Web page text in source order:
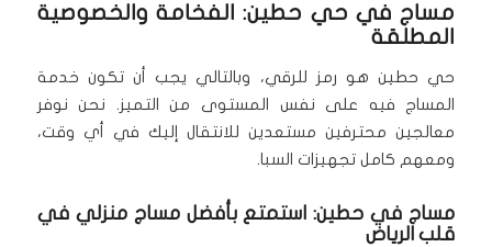
مساج في حي حطين: الفخامة والخصوصية
المطلقة
حي حطين هو رمز للرقي، وبالتالي يجب أن تكون خدمة
المساج فيه على نفس المستوى من التميز. نحن نوفر
معالجين محترفين مستعدين للانتقال إليك في أي وقت،
ومعهم كامل تجهيزات السبا.
مساج في حطين: استمتع بأفضل مساج منزلي في
قلب الرياض